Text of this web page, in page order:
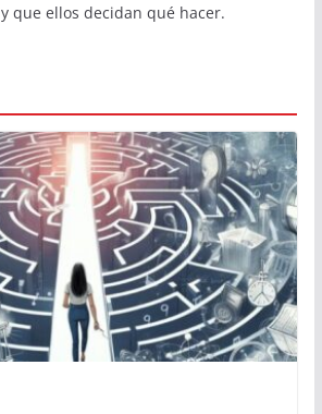
y que ellos decidan qué hacer.